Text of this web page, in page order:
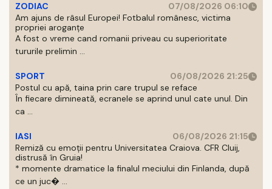
ZODIAC
07/08/2026 06:10
Am ajuns de râsul Europei! Fotbalul românesc, victima
propriei aroganțe
A fost o vreme cand romanii priveau cu superioritate
tururile prelimin ...
SPORT
06/08/2026 21:25
Postul cu apă, taina prin care trupul se reface
În fiecare dimineată, ecranele se aprind unul cate unul. Din
ca ...
IASI
06/08/2026 21:15
Remiză cu emoții pentru Universitatea Craiova. CFR Cluij,
distrusă în Gruia!
* momente dramatice la finalul meciului din Finlanda, după
ce un juc� ...